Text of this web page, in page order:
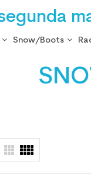
Snow/Boots